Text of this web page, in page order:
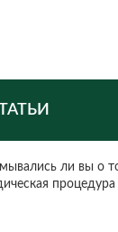
ли вы о